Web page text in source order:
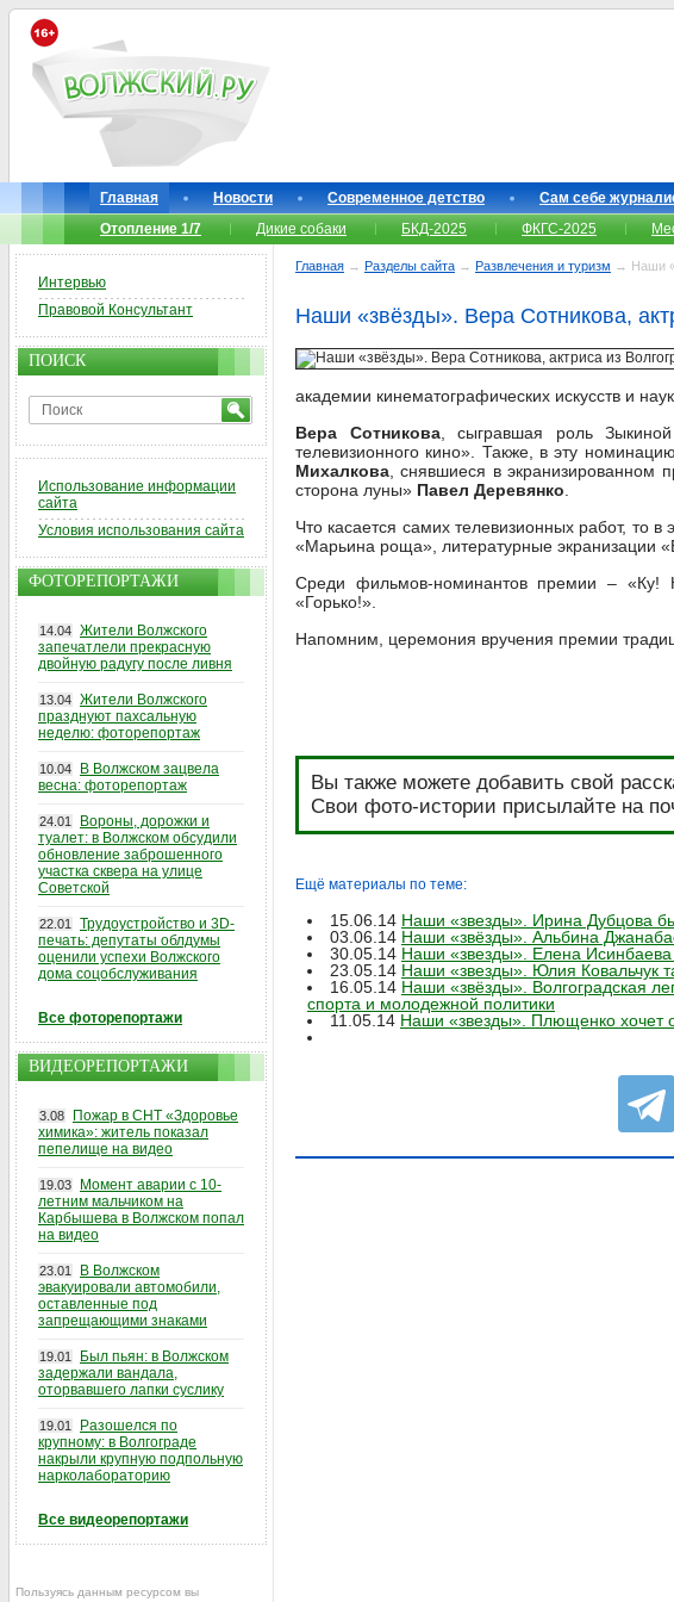
Главная Новости Современное детство Сам себе
Отопление 1/7
Дикие собаки БКД-2025 ФКГС-2025
Главная → Разделы сайта → Развлечения и туризм → Наши
Наши «звёзды». Вера Сотникова,
академии кинематографических искусств и
Вера Сотникова, сыгравшая роль
телевизионного кино». Также, в эту
Михалкова , снявшиеся в
сторона луны» Павел Деревянко
Что касается самих телевизионных работ, то
«Марьина роща», литературные экранизации
Среди фильмов-номинантов премии – «Ку!
«Горько!».
Напомним, церемония вручения премии
Вы также можете добавить свой
Свои фото-истории присылайте на
Ещё материалы по теме:
15.06.14 Наши «звезды». Ирина Дубцова
03.06.14 Наши «звёзды». Альбина
30.05.14 Наши «звезды». Елена Исинбаева
23.05.14 Наши «звезды». Юлия Ковальчук
16.05.14 Наши «звёзды». Волгоградская
спорта и молодежной политики
11.05.14 Наши «звезды». Плющенко хочет
Интервью
Правовой Консультант
ПОИСК
Использование информации
сайта
Условия использования сайта
ФОТОРЕПОРТАЖИ
14.04 Жители Волжского
запечатлели прекрасную
двойную радугу после ливня
13.04 Жители Волжского
празднуют пахсальную
неделю: фоторепортаж
10.04
В Волжском зацвела
весна: фоторепортаж
24.01
Вороны, дорожки и
туалет: в Волжском обсудили
обновление заброшенного
участка сквера на улице
Советской
22.01
Трудоустройство и 3D-
печать: депутаты облдумы
оценили успехи Волжского
дома соцобслуживания
Все фоторепортажи
ВИДЕОРЕПОРТАЖИ
3.08
Пожар в СНТ «Здоровье
химика»: житель показал
пепелище на видео
19.03
Момент аварии с 10-
летним мальчиком на
Карбышева в Волжском попал
на видео
23.01
В Волжском
эвакуировали автомобили,
оставленные под
запрещающими знаками
19.01
Был пьян: в Волжском
задержали вандала,
оторвавшего лапки суслику
19.01
Разошелся по
крупному: в Волгограде
накрыли крупную подпольную
нарколабораторию
Все видеорепортажи
Пользуясь данным ресурсом вы